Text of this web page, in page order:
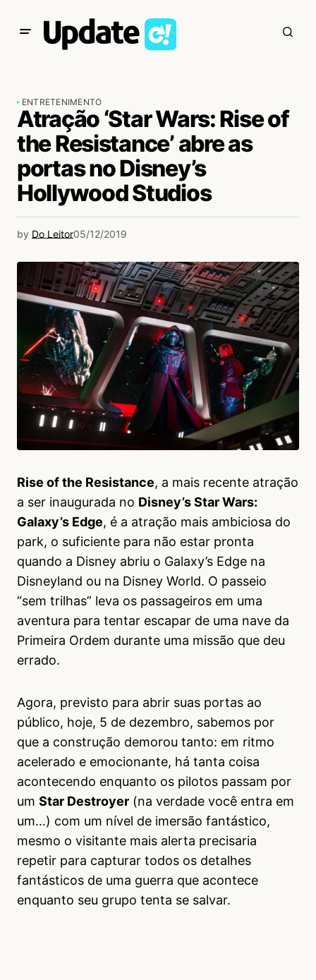
ENTRETENIMENTO
Atração ‘Star Wars: Rise of
the Resistance’ abre as
portas no Disney’s
Hollywood Studios
by Do Leitor05/12/2019
Rise of the Resistance, a mais recente atração
a ser inaugurada no Disney’s Star Wars:
Galaxy’s Edge, é a atração mais ambiciosa do
park, o suficiente para não estar pronta
quando a Disney abriu o Galaxy’s Edge na
Disneyland ou na Disney World. O passeio
“sem trilhas” leva os passageiros em uma
aventura para tentar escapar de uma nave da
Primeira Ordem durante uma missão que deu
errado.
Agora, previsto para abrir suas portas ao
público, hoje, 5 de dezembro, sabemos por
que a construção demorou tanto: em ritmo
acelerado e emocionante, há tanta coisa
acontecendo enquanto os pilotos passam por
um Star Destroyer (na verdade você entra em
um…) com um nível de imersão fantástico,
mesmo o visitante mais alerta precisaria
repetir para capturar todos os detalhes
fantásticos de uma guerra que acontece
enquanto seu grupo tenta se salvar.